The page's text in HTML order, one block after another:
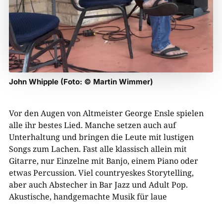
John Whipple (Foto: © Martin Wimmer)
Vor den Augen von Altmeister George Ensle spielen
alle ihr bestes Lied. Manche setzen auch auf
Unterhaltung und bringen die Leute mit lustigen
Songs zum Lachen. Fast alle klassisch allein mit
Gitarre, nur Einzelne mit Banjo, einem Piano oder
etwas Percussion. Viel countryeskes Storytelling,
aber auch Abstecher in Bar Jazz und Adult Pop.
Akustische, handgemachte Musik für laue